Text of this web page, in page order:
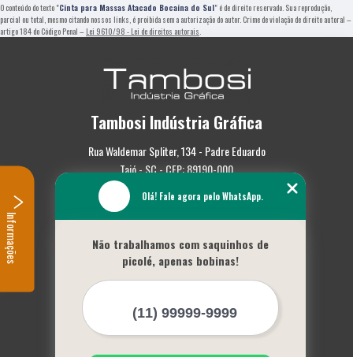
O conteúdo do texto "Cinta para Massas Atacado Bocaina do Sul" é de direito reservado. Sua reprodução,
parcial ou total, mesmo citando nossos links, é proibida sem a autorização do autor. Crime de violação de direito autoral –
artigo 184 do Código Penal – Lei 9610/98 - Lei de direitos autorais
Tambosi Indústria Gráfica
Rua Waldemar Spliter, 134 - Padre Eduardo
Taió - SC - CEP: 89190-000
(47) 3562-0587
Empresa
Missão
Serviços
Mapa do site
Mais Serviços
Olá! Fale agora pelo WhatsApp.
Não trabalhamos com saquinhos de
picolé, apenas bobinas!
Informações